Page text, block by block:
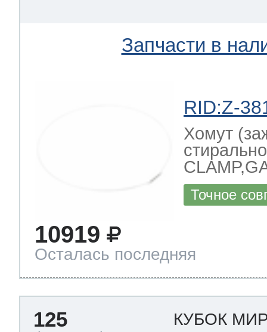
Запчасти в
RID:Z-
Хомут
Точное
10919
Осталась последняя
125
КУБОК